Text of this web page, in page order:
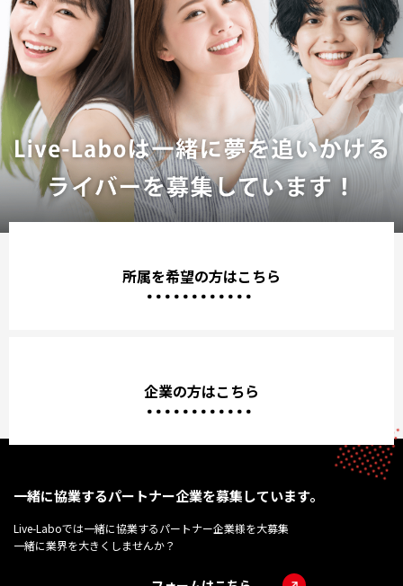
所属を希望の方はこちら
企業の方はこちら
一緒に協業するパートナー企業を募集しています。
Live-Laboでは一緒に協業するパートナー企業様を大募集
一緒に業界を大きくしませんか？